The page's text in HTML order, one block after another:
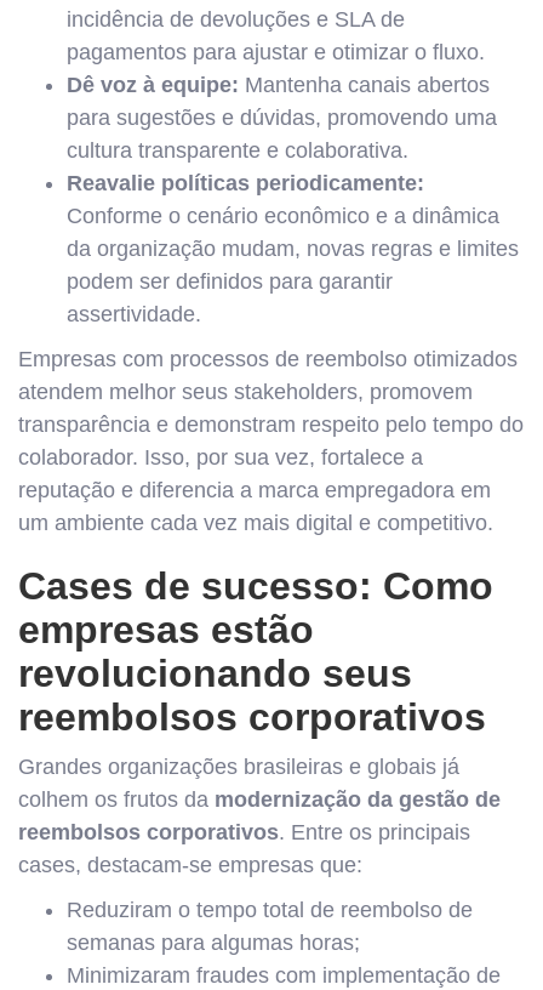
incidência de devoluções e SLA de
pagamentos para ajustar e otimizar o fluxo.
Dê voz à equipe: Mantenha canais abertos
para sugestões e dúvidas, promovendo uma
cultura transparente e colaborativa.
Reavalie políticas periodicamente:
Conforme o cenário econômico e a dinâmica
da organização mudam, novas regras e limites
podem ser definidos para garantir
assertividade.
Empresas com processos de reembolso otimizados
atendem melhor seus stakeholders, promovem
transparência e demonstram respeito pelo tempo do
colaborador. Isso, por sua vez, fortalece a
reputação e diferencia a marca empregadora em
um ambiente cada vez mais digital e competitivo.
Cases de sucesso: Como
empresas estão
revolucionando seus
reembolsos corporativos
Grandes organizações brasileiras e globais já
colhem os frutos da modernização da gestão de
reembolsos corporativos. Entre os principais
cases, destacam-se empresas que:
Reduziram o tempo total de reembolso de
semanas para algumas horas;
Minimizaram fraudes com implementação de